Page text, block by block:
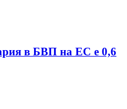
в БВП на ЕС е 0,6